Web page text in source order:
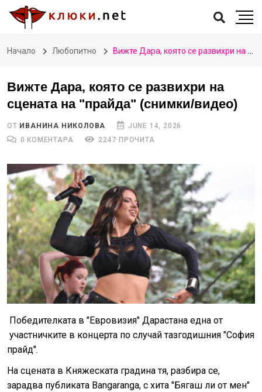
Начало Любопитно Вижте Дара, която се развихри на сцената на "прайда" (снимки/видео)
Вижте Дара, която се развихри на
сцената на "прайда" (снимки/видео)
ОТ ИВАНИНА НИКОЛОВА
JUNE 14, 2026
0 КОМЕНТАРА
2247 ПРОЧИТА
Победителката в "Евровизия" Дарастана една от
участничките в концерта по случай тазгодишния "София
прайд".
На сцената в Княжеската градина тя, разбира се,
зарадва публиката Bangaranga, с хита "Бягаш ли от мен"